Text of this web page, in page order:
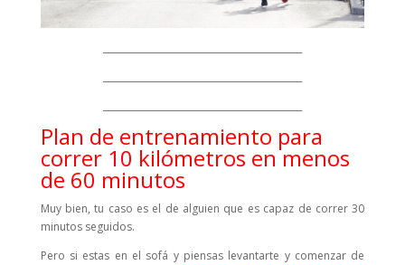
Plan de entrenamiento para
correr 10 kilómetros en menos
de 60 minutos
Muy bien, tu caso es el de alguien que es capaz de correr 30
minutos seguidos.
Pero si estas en el sofá y piensas levantarte y comenzar de